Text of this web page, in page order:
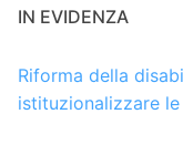
IN EVIDENZA
Riforma della
istituzionalizzare